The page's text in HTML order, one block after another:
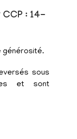
: 14-
générosité.
sous
et sont